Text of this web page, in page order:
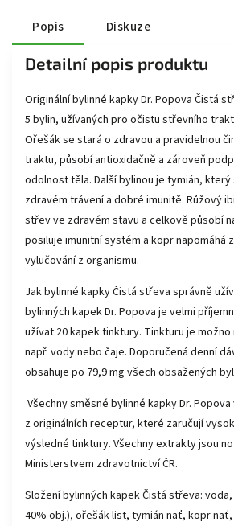
Popis Diskuze
Detailní popis produktu
Originální bylinné kapky Dr. Popova Čistá
5 bylin, užívaných pro očistu střevního
Ořešák se stará o zdravou a pravidelnou
traktu, působí antioxidačně a zároveň
odolnost těla. Další bylinou je tymián, který
zdravém trávení a dobré imunitě. Růžový
střev ve zdravém stavu a celkově působí
posiluje imunitní systém a kopr napomáhá
vylučování z organismu.
Jak bylinné kapky Čistá střeva správně
bylinných kapek Dr. Popova je velmi
užívat 20 kapek tinktury. Tinkturu je
např. vody nebo čaje. Doporučená denní
obsahuje po 79,9 mg všech obsažených
Všechny směsné bylinné kapky Dr.
z originálních receptur, které zaručují
výsledné tinktury. Všechny extrakty jsou
Ministerstvem zdravotnictví ČR.
Složení bylinných kapek Čistá střeva:
40% obj.), ořešák list, tymián nať, kopr